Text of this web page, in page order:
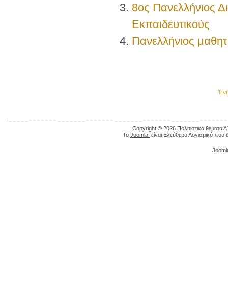
8ος Πανελλήνιος
Εκπαιδευτικούς
Πανελλήνιος
Copyright © 2026 Πολιτιστικά θέματα
Το Joomla! είναι Ελεύθερο Λογισμικό που